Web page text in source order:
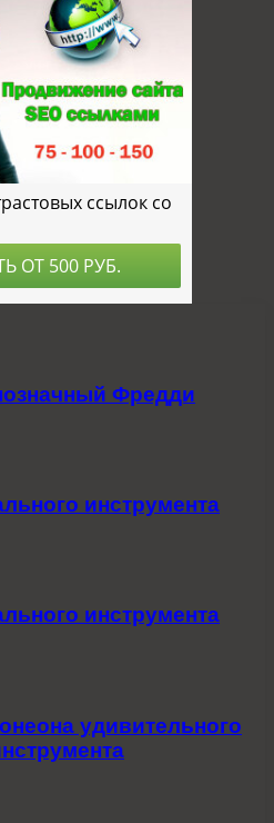
Фредди
инструмента
инструмента
удивительного